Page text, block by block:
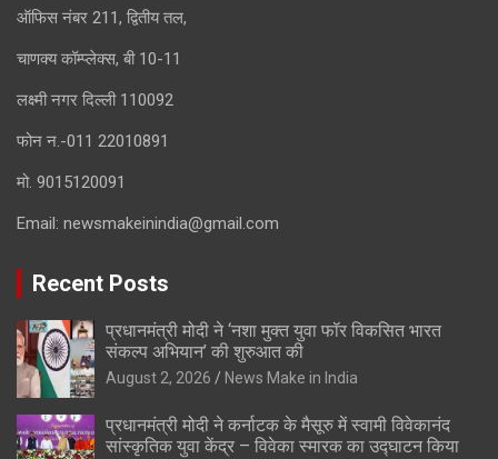
ऑफिस नंबर 211, द्वितीय तल,
चाणक्य कॉम्प्लेक्स, बी 10-11
लक्ष्मी नगर दिल्ली 110092
फोन न.-011 22010891
मो. 9015120091
Email: newsmakeinindia@gmail.com
Recent Posts
प्रधानमंत्री मोदी ने ‘नशा मुक्त युवा फॉर विकसित भारत
संकल्प अभियान’ की शुरुआत की
August 2, 2026 News Make in India
प्रधानमंत्री मोदी ने कर्नाटक के मैसूरु में स्वामी विवेकानंद
सांस्कृतिक युवा केंद्र – विवेका स्मारक का उद्घाटन किया